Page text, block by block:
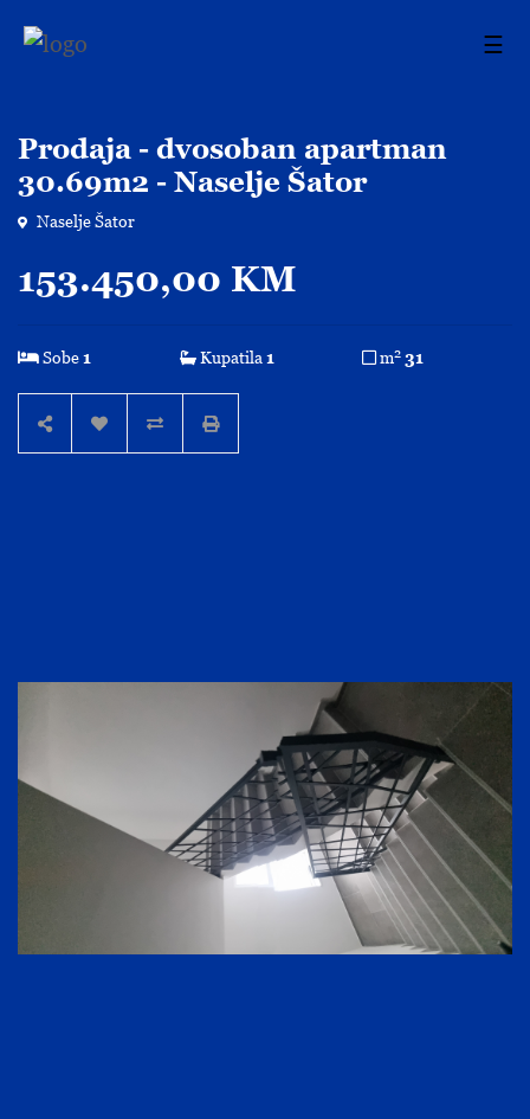
☰
Prodaja - dvosoban apartman
30.69m2 - Naselje Šator
Naselje Šator
153.450,00 KM
Sobe1 Kupatila 1 m2 31